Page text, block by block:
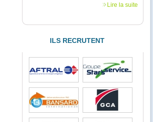
Lire la suite
ILS RECRUTENT